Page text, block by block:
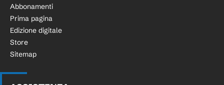
Abbonamenti
Prima pagina
Edizione digitale
Store
Sitemap